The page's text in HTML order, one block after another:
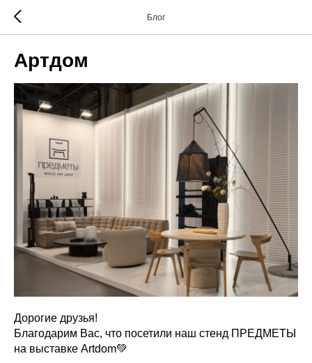
Блог
Артдом
Дорогие друзья!
Благодарим Вас, что посетили наш стенд ПРЕДМЕТЫ
на выставке Artdom💚